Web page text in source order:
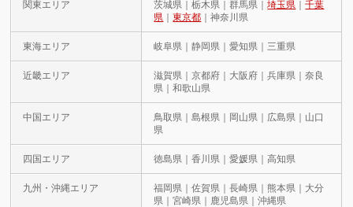
関東エリア 茨城県｜栃木県｜群馬県｜埼玉県 ｜千葉
県 ｜東京都 ｜神奈川県
東海エリア 岐阜県｜静岡県｜愛知県｜三重県
近畿エリア
滋賀県｜京都府｜大阪府｜兵庫県｜奈良
県｜和歌山県
中国エリア
鳥取県｜島根県｜岡山県｜広島県｜山口
県
四国エリア 徳島県｜香川県｜愛媛県｜高知県
九州・沖縄エリア
福岡県｜佐賀県｜長崎県｜熊本県｜大分
県｜宮崎県｜鹿児島県｜沖縄県